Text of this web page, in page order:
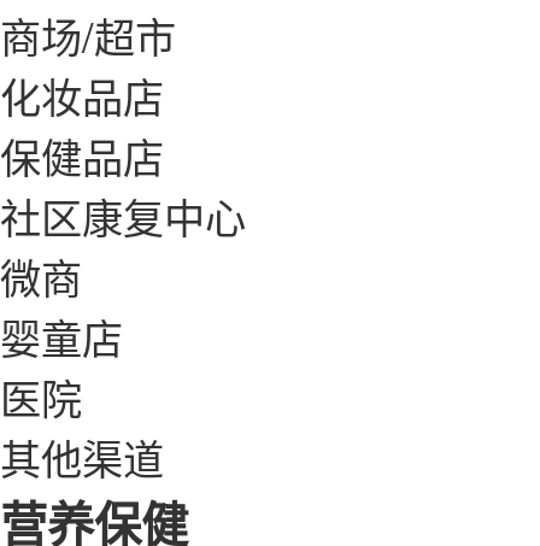
商场/超市
化妆品店
保健品店
社区康复中心
微商
婴童店
医院
其他渠道
营养保健